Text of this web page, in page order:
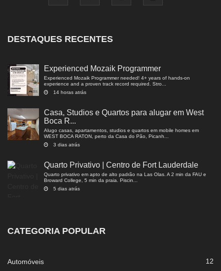
DESTAQUES RECENTES
Experienced Mozaik Programmer
Experienced Mozaik Programmer needed! 4+ years of hands-on
experience and a proven track record required. Stro...
14 horas atrás
Casa, Studios e Quartos para alugar em West
Boca R...
Alugo casas, apartamentos, studios e quartos em mobile homes em
WEST BOCA RATON, perto da Casa do Pão, Picanh...
3 dias atrás
Quarto Privativo | Centro de Fort Lauderdale
Quarto privativo em apto de alto padrão na Las Olas. A 2 min da FAU e
Broward College, 5 min da praia. Piscin...
5 dias atrás
CATEGORIA POPULAR
Automóveis 12